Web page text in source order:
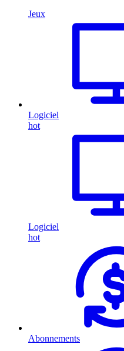
Jeux
Logiciel
hot
Logiciel
hot
Abonnements